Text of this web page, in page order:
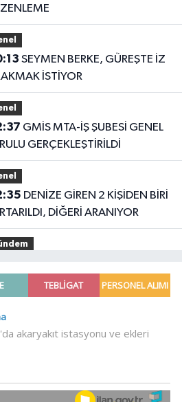
İSTİYOR
GERÇEKLEŞTİRİLDİ
DİĞERİ ARANIYOR
geliyor
Orman yangınlarında